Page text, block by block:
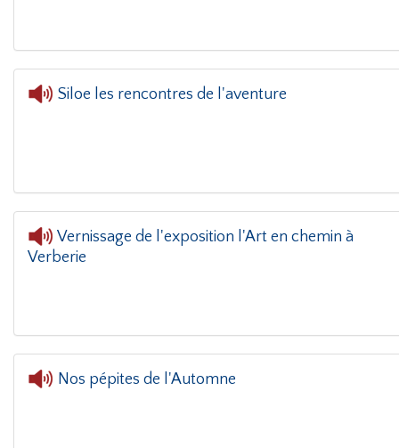
Siloe les rencontres de l'aventure
Vernissage de l'exposition l'Art en chemin à
Verberie
Nos pépites de l'Automne